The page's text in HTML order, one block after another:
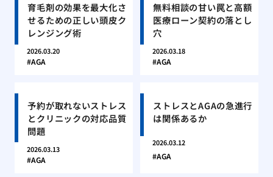
育毛剤の効果を最大化さ
せるための正しい頭皮ク
レンジング術
2026.03.20
AGA
無料相談の甘い罠と高額
医療ローン契約の落とし
穴
2026.03.18
AGA
予約が取れないストレス
とクリニックの対応品質
問題
2026.03.13
AGA
ストレスとAGAの急進行
は関係あるか
2026.03.12
AGA